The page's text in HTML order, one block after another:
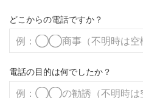
どこからの電話ですか？
電話の目的は何でしたか？